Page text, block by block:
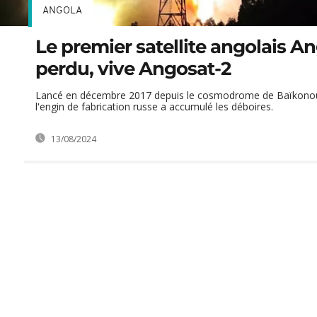
ANGOLA
Le premier satellite angolais
perdu, vive Angosat-2
Lancé en décembre 2017 depuis le cosmodrome de
l'engin de fabrication russe a accumulé les déboires.
13/08/2024